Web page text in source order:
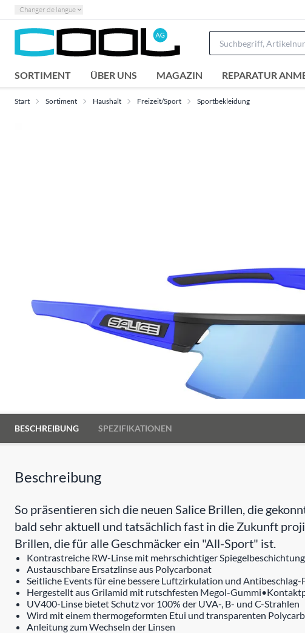
Changer de langue
SORTIMENT ÜBER UNS MAGAZIN REPARATUR
Start Sortiment Haushalt Freizeit/Sport Sportbekleidung
BESCHREIBUNG SPEZIFIKATIONEN
Beschreibung
So präsentieren sich die neuen Salice Brillen, die
bald sehr aktuell und tatsächlich fast in die Zukunft
Brillen, die für alle Geschmäcker ein "All-Sport" ist.
Kontrastreiche RW-Linse mit mehrschichtiger
Austauschbare Ersatzlinse aus Polycarbonat
Seitliche Events für eine bessere Luftzirkulation und Antibeschlag-
Hergestellt aus Grilamid mit rutschfesten Megol-
UV400-Linse bietet Schutz vor 100% der UVA-, B- und C-Strahlen
Wird mit einem thermogeformten Etui und transparenten
Anleitung zum Wechseln der Linsen